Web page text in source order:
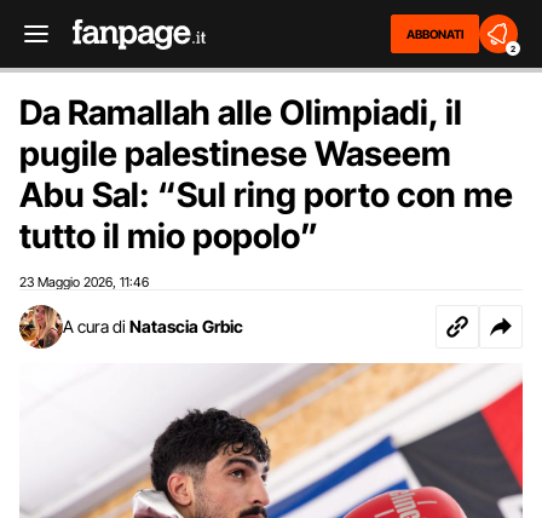
ABBONATI
2
Da Ramallah alle Olimpiadi, il
pugile palestinese Waseem
Abu Sal: “Sul ring porto con me
tutto il mio popolo”
23 Maggio 2026 11:46
A cura di Natascia Grbic